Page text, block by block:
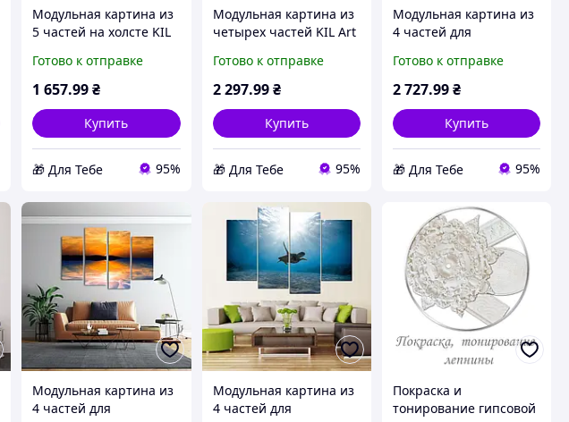
Модульная картина из
5 частей на холсте KIL
на рассвете 87x50 см
(94-51) D5-2026
Готово к отправке
1 657.99₴
Купить
🎁 Для Тебе 95%
Модульная картина из
четырех частей KIL Art
129x90 см (131-42) D5-
2026
Готово к отправке
2 297.99 ₴
Купить
🎁 Для Тебе 95%
Модульная картина из
4 частей для
Одинокий маяк
149x106 см (M4_XL_560)
Готово к отправке
2 727.99₴
Купить
🎁 Для Тебе 95%
Модульная картина из
4 частей для
Модульная картина из
4 частей для
Покраска и
тонирование гипсовой